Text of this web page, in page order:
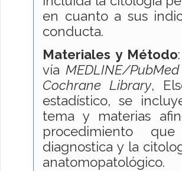
en cuanto a sus
conducta.
Materiales y Método
víaMEDLINE/
Cochrane Library,
estadístico, se
tema y materias
procedimiento
diagnostica y la
anatomopatológico.